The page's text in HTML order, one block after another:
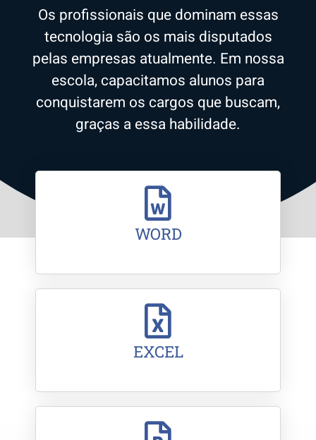
Os profissionais que dominam essas
tecnologia são os mais disputados
pelas empresas atualmente. Em nossa
escola, capacitamos alunos para
conquistarem os cargos que buscam,
graças a essa habilidade.
WORD
EXCEL